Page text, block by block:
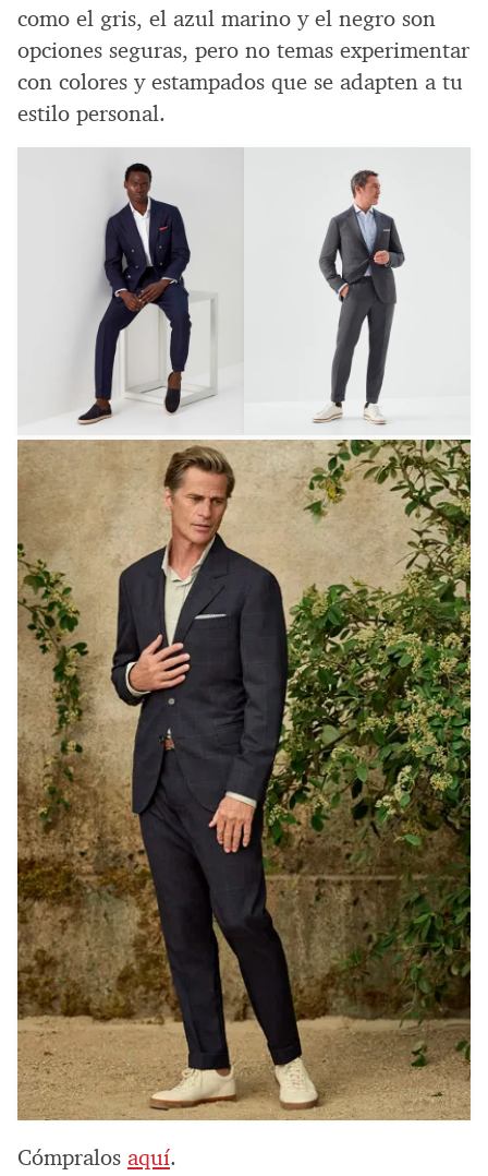
como el gris, el azul marino y el negro son
opciones seguras, pero no temas experimentar
con colores y estampados que se adapten a tu
estilo personal.
Cómpralos aquí.